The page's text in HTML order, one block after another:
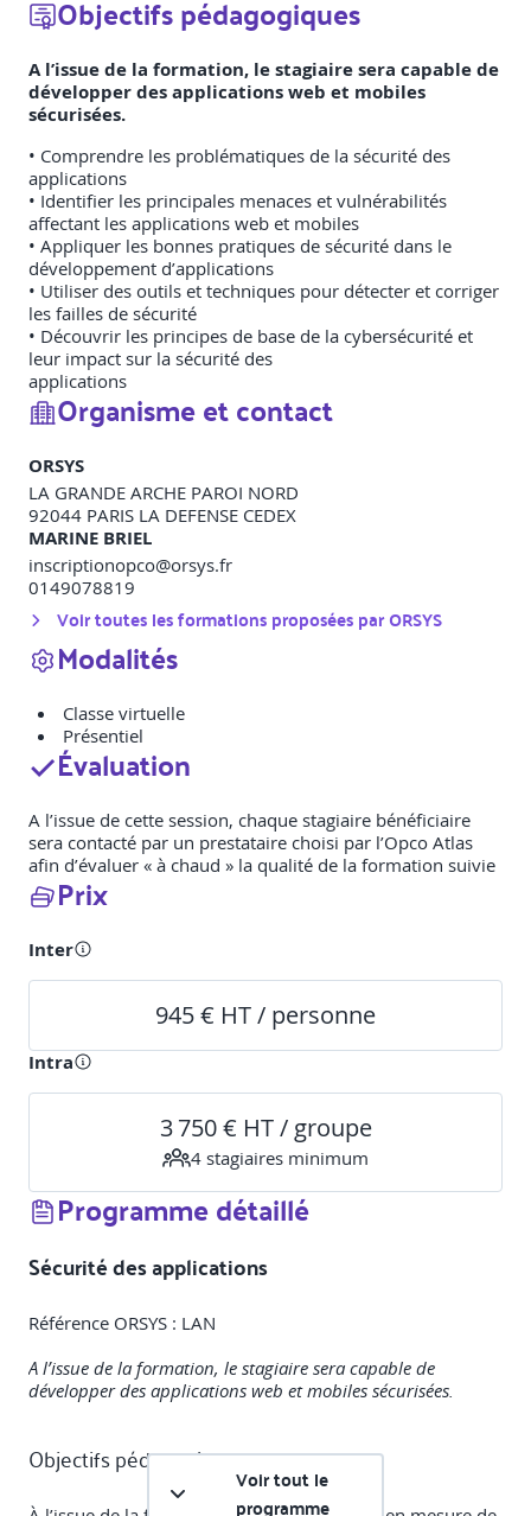
Objectifs pédagogiques
A l’issue de la formation, le stagiaire sera capable de
développer des applications web et mobiles
sécurisées.
• Comprendre les problématiques de la sécurité des
applications
• Identifier les principales menaces et vulnérabilités
affectant les applications web et mobiles
• Appliquer les bonnes pratiques de sécurité dans le
développement d’applications
• Utiliser des outils et techniques pour détecter et corriger
les failles de sécurité
• Découvrir les principes de base de la cybersécurité et
leur impact sur la sécurité des
applications
Organisme et contact
ORSYS
LA GRANDE ARCHE PAROI NORD
92044 PARIS LA DEFENSE CEDEX
MARINE BRIEL
inscriptionopco@orsys.fr
0149078819
Voir toutes les formations proposées parORSYS
Modalités
Classe virtuelle
Présentiel
Évaluation
A l’issue de cette session, chaque stagiaire bénéficiaire
sera contacté par un prestataire choisi par l’Opco Atlas
afin d’évaluer « à chaud » la qualité de la formation suivie
Prix
Inter
945 € HT / personne
Intra
3 750 € HT / groupe
4 stagiaires minimum
Programme détaillé
Sécurité des applications
Référence ORSYS : LAN
A l’issue de la formation, le stagiaire sera capable de
développer des applications web et mobiles sécurisées.
Objectifs pédagogiques
Voir tout le
programme